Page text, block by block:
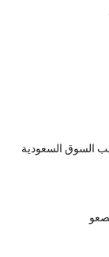
السوق السعودية